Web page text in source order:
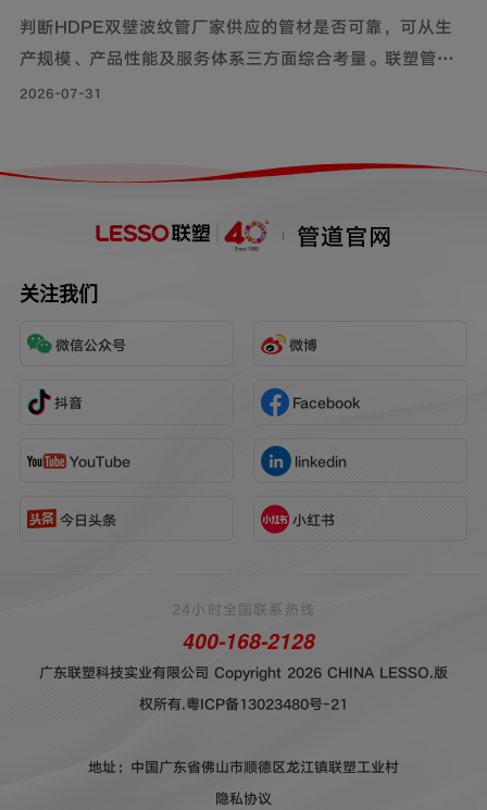
判断HDPE双壁波纹管厂家供应的管材是否可靠，可从生
产规模、产品性能及服务体系三方面综合考量。联塑管道
深耕行业40年，其HDPE双壁波纹管质量可靠，被广泛用
2026-07-31
管道官网
关注我们
微信公众号 微博
抖音 Facebook
YouTube linkedin
今日头条 小红书
广东联塑科技实业有限公司 Copyright 2026 CHINA LESSO.版
权所有.粤ICP备13023480号-21
地址：中国广东省佛山市顺德区龙江镇联塑工业村
隐私协议
24小时全国联系热线
400-168-2128